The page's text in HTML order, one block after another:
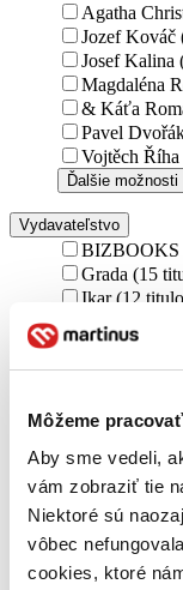
Môžeme
Aby sme vedeli,
vám zobraziť tie
Niektoré sú
vôbec
cookies, ktoré
Agatha
Jozef Kováč
Josef Kalina
Magdaléna
& Káťa
Pavel
Vojtěch
Ďalšie možnosti
Vydavateľstvo
BIZBOOKS
Grada (15
Ikar (12
Ikar CZ (11
Pointa (9
Tympanum
Penguin
Host (5
Galén (5
Témbr (5
5
N Press (4